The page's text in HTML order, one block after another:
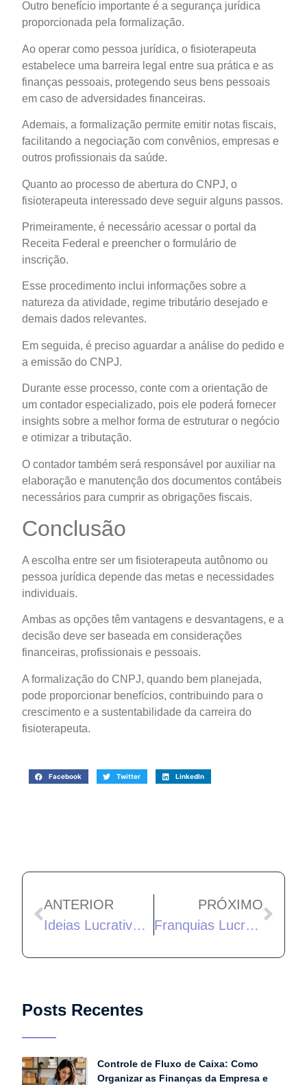
Outro benefício importante é a segurança jurídica
proporcionada pela formalização.
Ao operar como pessoa jurídica, o fisioterapeuta
estabelece uma barreira legal entre sua prática e as
finanças pessoais, protegendo seus bens pessoais
em caso de adversidades financeiras.
Ademais, a formalização permite emitir notas fiscais,
facilitando a negociação com convênios, empresas e
outros profissionais da saúde.
Quanto ao processo de abertura do CNPJ, o
fisioterapeuta interessado deve seguir alguns passos.
Primeiramente, é necessário acessar o portal da
Receita Federal e preencher o formulário de
inscrição.
Esse procedimento inclui informações sobre a
natureza da atividade, regime tributário desejado e
demais dados relevantes.
Em seguida, é preciso aguardar a análise do pedido e
a emissão do CNPJ.
Durante esse processo, conte com a orientação de
um contador especializado, pois ele poderá fornecer
insights sobre a melhor forma de estruturar o negócio
e otimizar a tributação.
O contador também será responsável por auxiliar na
elaboração e manutenção dos documentos contábeis
necessários para cumprir as obrigações fiscais.
Conclusão
A escolha entre ser um fisioterapeuta autônomo ou
pessoa jurídica depende das metas e necessidades
individuais.
Ambas as opções têm vantagens e desvantagens, e a
decisão deve ser baseada em considerações
financeiras, profissionais e pessoais.
A formalização do CNPJ, quando bem planejada,
pode proporcionar benefícios, contribuindo para o
crescimento e a sustentabilidade da carreira do
fisioterapeuta.
Facebook Twitter LinkedIn
ANTERIOR
Ideias Lucrativas Para 2024!
PRÓXIMO
Franquias Lucrativas Para Empreender em 2024!
Posts Recentes
Controle de Fluxo de Caixa: Como
Organizar as Finanças da Empresa e